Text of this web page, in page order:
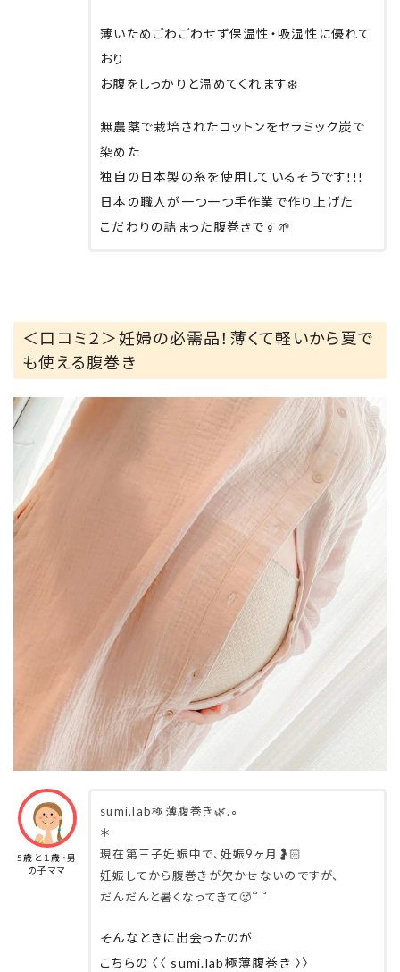
薄いためごわごわせず保温性・吸湿性に優れて
おり
お腹をしっかりと温めてくれます❄️
無農薬で栽培されたコットンをセラミック炭で
染めた
独自の日本製の糸を使用しているそうです!!!
日本の職人が一つ一つ手作業で作り上げた
こだわりの詰まった腹巻きです🌱
＜口コミ２＞妊婦の必需品！薄くて軽いから夏で
も使える腹巻き
5歳と１歳・男
の子ママ
sumi.lab極薄腹巻き🌿.∘
＊
現在第三子妊娠中で、妊娠9ヶ月🤰🏻
妊娠してから腹巻きが欠かせないのですが、
だんだんと暑くなってきて🥵՞ ՞
そんなときに出会ったのが
こちらの 〈〈 sumi.lab極薄腹巻き 〉〉